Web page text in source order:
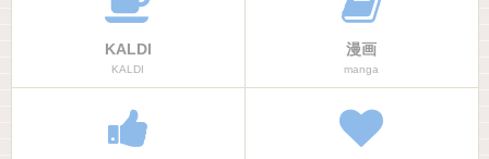
KALDI
KALDI
漫画
manga